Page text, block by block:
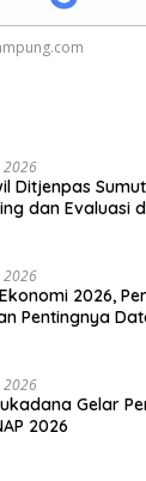
2026
Ditjenpas
dan Evaluasi
2026
2026,
Pentingnya
2026
Gelar
2026